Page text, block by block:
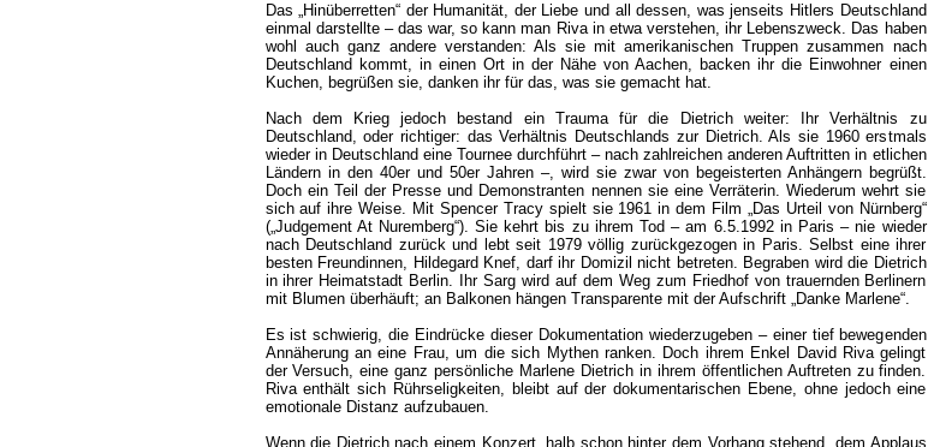
Das „Hinüberretten“ der Humanität, der Liebe und all dessen, was jenseits Hitlers Deutschland
einmal darstellte – das war, so kann man Riva in etwa verstehen, ihr Lebenszweck. Das haben
wohl auch ganz andere verstanden: Als sie mit amerikanischen Truppen zusammen nach
Deutschland kommt, in einen Ort in der Nähe von Aachen, backen ihr die Einwohner einen
Kuchen, begrüßen sie, danken ihr für das, was sie gemacht hat.
Nach dem Krieg jedoch bestand ein Trauma für die Dietrich weiter: Ihr Verhältnis zu
Deutschland, oder richtiger: das Verhältnis Deutschlands zur Dietrich. Als sie 1960 erstmals
wieder in Deutschland eine Tournee durchführt – nach zahlreichen anderen Auftritten in etlichen
Ländern in den 40er und 50er Jahren –, wird sie zwar von begeisterten Anhängern begrüßt.
Doch ein Teil der Presse und Demonstranten nennen sie eine Verräterin. Wiederum wehrt sie
sich auf ihre Weise. Mit Spencer Tracy spielt sie 1961 in dem Film „Das Urteil von Nürnberg“
(„Judgement At Nuremberg“). Sie kehrt bis zu ihrem Tod – am 6.5.1992 in Paris – nie wieder
nach Deutschland zurück und lebt seit 1979 völlig zurückgezogen in Paris. Selbst eine ihrer
besten Freundinnen, Hildegard Knef, darf ihr Domizil nicht betreten. Begraben wird die Dietrich
in ihrer Heimatstadt Berlin. Ihr Sarg wird auf dem Weg zum Friedhof von trauernden Berlinern
mit Blumen überhäuft; an Balkonen hängen Transparente mit der Aufschrift „Danke Marlene“.
Es ist schwierig, die Eindrücke dieser Dokumentation wiederzugeben – einer tief bewegenden
Annäherung an eine Frau, um die sich Mythen ranken. Doch ihrem Enkel David Riva gelingt
der Versuch, eine ganz persönliche Marlene Dietrich in ihrem öffentlichen Auftreten zu finden.
Riva enthält sich Rührseligkeiten, bleibt auf der dokumentarischen Ebene, ohne jedoch eine
emotionale Distanz aufzubauen.
Wenn die Dietrich nach einem Konzert, halb schon hinter dem Vorhang stehend, dem Applaus